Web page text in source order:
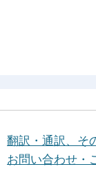
翻訳・通訳、そ
お問い合わせ・